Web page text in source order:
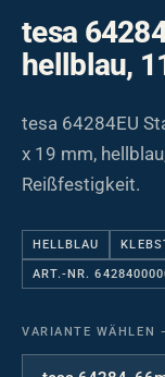
tesa
hellblau,
tesa 64284EU
x 19 mm,
Reißfestigkeit.
HELLBLAU
ART.-NR.
VARIANTE WÄHLEN